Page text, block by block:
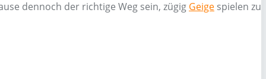
dennoch der richtige Weg sein, zügig Geige spielen zu